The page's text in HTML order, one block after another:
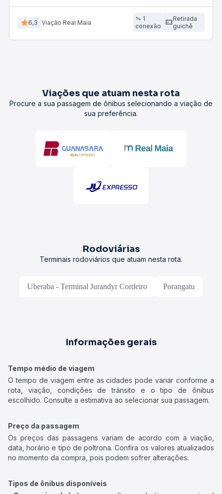
6,3 Viação Real Maia
1
conexão
Retirada
guichê
Viações que atuam nesta rota
Procure a sua passagem de ônibus selecionando a viação de
sua preferência.
Rodoviárias
Terminais rodoviários que atuam nesta rota.
Uberaba - Terminal Jurandyr Cordeiro Porangatu
Informações gerais
Tempo médio de viagem
O tempo de viagem entre as cidades pode variar conforme a
rota, viação, condições de trânsito e o tipo de ônibus
escolhido. Consulte a estimativa ao selecionar sua passagem.
Preço da passagem
Os preços das passagens variam de acordo com a viação,
data, horário e tipo de poltrona. Confira os valores atualizados
no momento da compra, pois podem sofrer alterações.
Tipos de ônibus disponíveis